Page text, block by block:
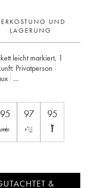
UND
LAGERUNG
leicht markiert, 1
privatperson
95 97 95
&